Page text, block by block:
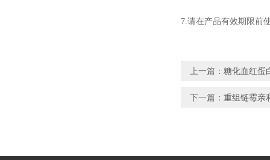
7.请在产品有效期限前
上一篇： 糖化血红蛋
下一篇： 重组链霉亲